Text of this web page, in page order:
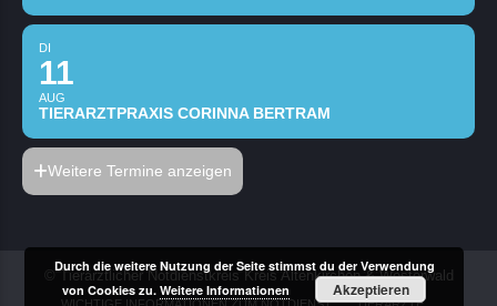
DI
11
AUG
TIERARZTPRAXIS CORINNA BERTRAM
Weitere Termine anzeigen
© Tierärztlicher Notdienstkreis Kreis Altenkirchen & Westerwald
Durch die weitere Nutzung der Seite stimmst du der Verwendung
von Cookies zu.Weitere Informationen Akzeptieren